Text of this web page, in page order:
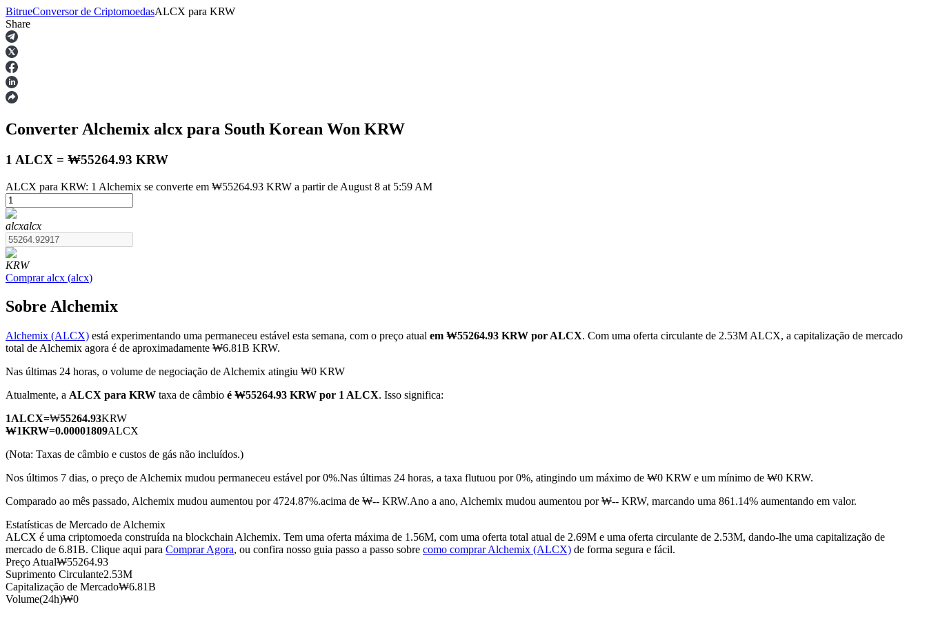
Futuros
Futuros de USDT
Futuros usando USDT como garantia
Futuros COIN-M
Futuros de criptomoeda
BitrueConversor de CriptomoedasALCX para KRW
Share
Converter Alchemix alcx para South Korean Won KRW
1 ALCX = ₩55264.93 KRW
ALCX para KRW: 1 Alchemix se converte em ₩55264.93 KRW a partir de August 8 at 5:59 AM
alcxalcx
KRW
Comprar alcx (alcx)
Sobre Alchemix
Alchemix (ALCX) está experimentando uma permaneceu estável esta semana, com o preço atual em ₩55264.93 KRW por ALCX. Com uma oferta circulante de 2.53M ALCX, a capitalização de mercado
total de Alchemix agora é de aproximadamente ₩6.81B KRW.
Nas últimas 24 horas, o volume de negociação de Alchemix atingiu ₩0 KRW
Atualmente, a ALCX para KRW taxa de câmbio é ₩55264.93 KRW por 1 ALCX. Isso significa:
1ALCX=₩55264.93KRW
₩1KRW=0.00001809ALCX
(Nota: Taxas de câmbio e custos de gás não incluídos.)
Nos últimos 7 dias, o preço de Alchemix mudou permaneceu estável por 0%.Nas últimas 24 horas, a taxa flutuou por 0%, atingindo um máximo de ₩0 KRW e um mínimo de ₩0 KRW.
Comparado ao mês passado, Alchemix mudou aumentou por 4724.87%.acima de ₩-- KRW.Ano a ano, Alchemix mudou aumentou por ₩-- KRW, marcando uma 861.14% aumentando em valor.
Estatísticas de Mercado de Alchemix
ALCX é uma criptomoeda construída na blockchain Alchemix. Tem uma oferta máxima de 1.56M, com uma oferta total atual de 2.69M e uma oferta circulante de 2.53M, dando-lhe uma capitalização de
mercado de 6.81B. Clique aqui para Comprar Agora, ou confira nosso guia passo a passo sobre como comprar Alchemix (ALCX) de forma segura e fácil.
Preço Atual₩55264.93
Suprimento Circulante2.53M
Capitalização de Mercado₩6.81B
Volume(24h)₩0